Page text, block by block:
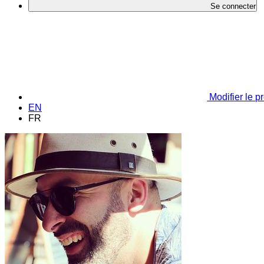
Se connecter
Modifier le
EN
FR